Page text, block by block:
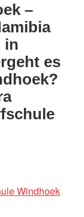
–
in
es
Windhoek